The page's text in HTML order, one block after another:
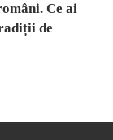
Ce ai
de